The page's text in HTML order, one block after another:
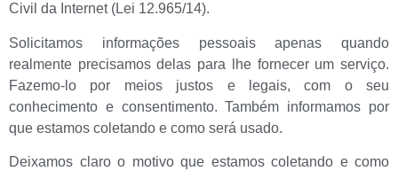
Civil da Internet (Lei 12.965/14).
Solicitamos informações pessoais apenas quando
realmente precisamos delas para lhe fornecer um serviço.
Fazemo-lo por meios justos e legais, com o seu
conhecimento e consentimento. Também informamos por
que estamos coletando e como será usado.
Deixamos claro o motivo que estamos coletando e como